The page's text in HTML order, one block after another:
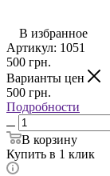
В избранное
Артикул: 1051
500 грн.
Варианты цен
500 грн.
Подробности
В корзину
Купить в 1 клик